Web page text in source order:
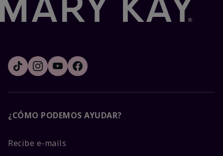
¿CÓMO PODEMOS AYUDAR?
Recibe e-mails